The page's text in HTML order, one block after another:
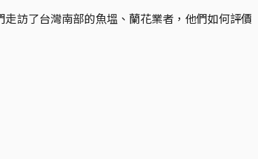
訪了台灣南部的魚塭、蘭花業者，他們如何評價